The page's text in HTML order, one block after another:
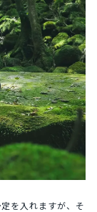
を入れますが、そ